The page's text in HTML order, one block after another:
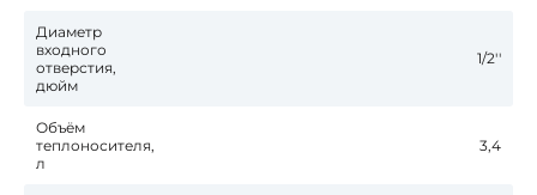
Диаметр
входного
отверстия,
дюйм
1/2''
Объём
теплоносителя,
л
3,4